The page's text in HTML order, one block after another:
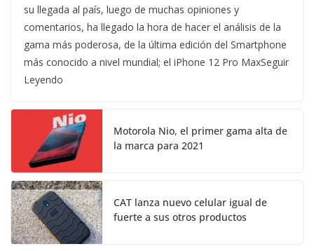
su llegada al país, luego de muchas opiniones y
comentarios, ha llegado la hora de hacer el análisis de la
gama más poderosa, de la última edición del Smartphone
más conocido a nivel mundial; el iPhone 12 Pro MaxSeguir
Leyendo
Motorola Nio, el primer gama alta de
la marca para 2021
CAT lanza nuevo celular igual de
fuerte a sus otros productos